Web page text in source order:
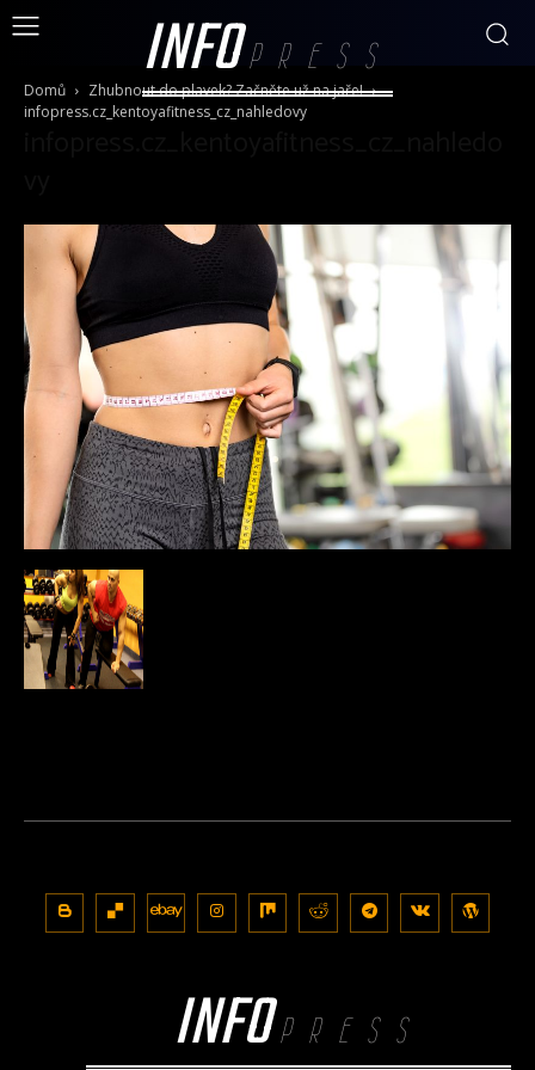
INFO PRESS
Domů
Zhubnout do plavek? Začněte už na jaře!
infopress.cz_kentoyafitness_cz_nahledovy
INFO PRESS